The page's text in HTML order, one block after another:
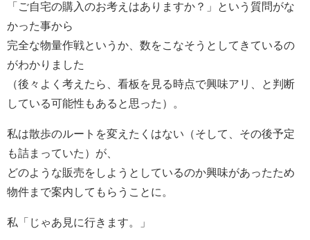
「ご自宅の購入のお考えはありますか？」という質問がな
かった事から
完全な物量作戦というか、数をこなそうとしてきているの
がわかりました
（後々よく考えたら、看板を見る時点で興味アリ、と判断
している可能性もあると思った）。
私は散歩のルートを変えたくはない（そして、その後予定
も詰まっていた）が、
どのような販売をしようとしているのか興味があったため
物件まで案内してもらうことに。
私「じゃあ見に行きます。」